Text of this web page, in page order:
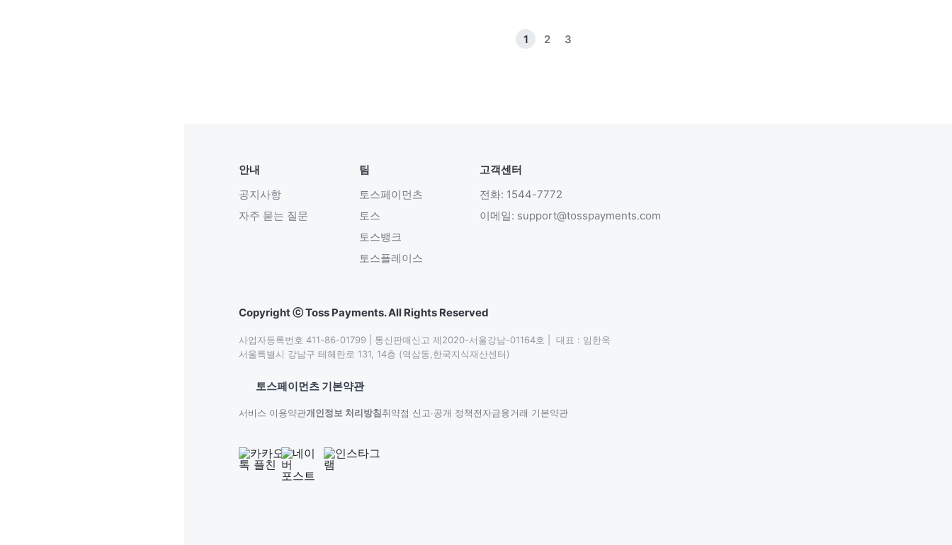
1 2 3
안내
공지사항
자주 묻는 질문
팀
토스페이먼츠
토스
토스뱅크
토스플레이스
고객센터
전화: 1544-7772
이메일: support@tosspayments.com
Copyright ⓒ Toss Payments. All Rights Reserved
사업자등록번호 411-86-01799 | 통신판매신고 제2020-서울강남-01164호 |  대표 : 임한욱
서울특별시 강남구 테헤란로 131, 14층 (역삼동,한국지식재산센터)
토스페이먼츠 기본약관
서비스 이용약관개인정보 처리방침취약점 신고∙공개 정책전자금융거래 기본약관